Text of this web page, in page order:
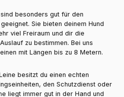
besonders gut für den
Sie bieten deinem Hund
viel Freiraum und dir die
zu bestimmen. Bei uns
mit Längen bis zu 8 Metern.
besitzt du einen echten
den Schutzdienst oder
liegt immer gut in der Hand und